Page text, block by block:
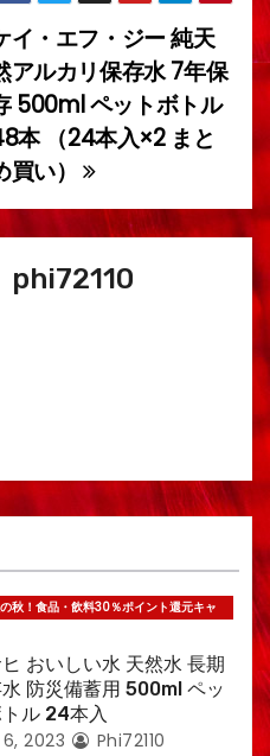
イ・エフ・ジー 純天
アルカリ保存水 7年保
500ml ペットボトル
本 （24本入×2 まと
買い）
phi72110
秋！食品・飲料30％ポイント還元キャ
おいしい水 天然水 長期
防災備蓄用 500ml ペッ
トル 24本入
6, 2023 Phi72110